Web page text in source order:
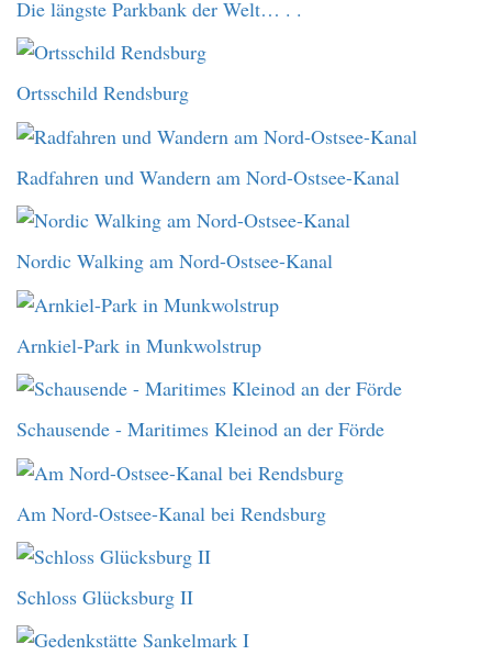
Die längste Parkbank der Welt… . .
Ortsschild Rendsburg
Radfahren und Wandern am Nord-Ostsee-Kanal
Nordic Walking am Nord-Ostsee-Kanal
Arnkiel-Park in Munkwolstrup
Schausende - Maritimes Kleinod an der Förde
Am Nord-Ostsee-Kanal bei Rendsburg
Schloss Glücksburg II